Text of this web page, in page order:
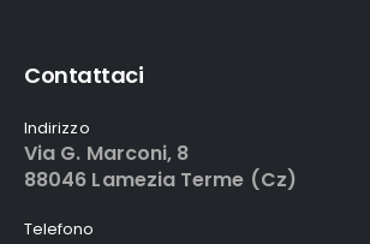
Contattaci
Indirizzo
Via G. Marconi, 8
88046 Lamezia Terme (Cz)
Telefono